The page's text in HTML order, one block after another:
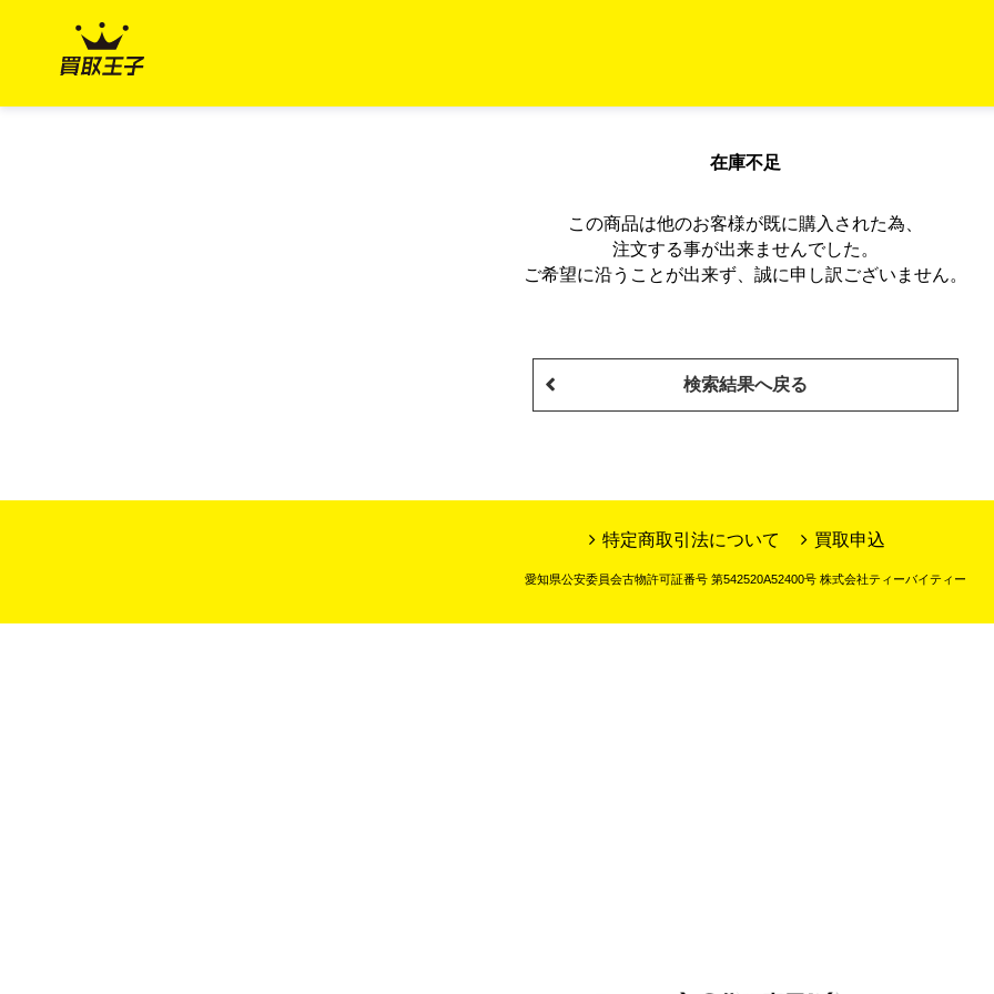
在庫不足
この商品は他のお客様が既に購入された為、
注文する事が出来ませんでした。
ご希望に沿うことが出来ず、誠に申し訳ございません。
検索結果へ戻る
特定商取引法について 買取申込
愛知県公安委員会古物許可証番号 第542520A52400号 株式会社ティーバイティー